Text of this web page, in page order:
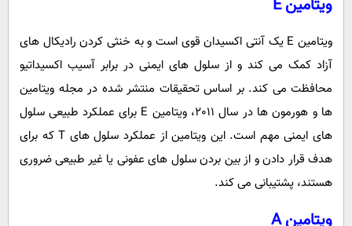
ویتامین E
ویتامین E یک آنتی اکسیدان قوی است و به خنثی کردن رادیکال های
آزاد کمک می کند و از سلول های ایمنی در برابر آسیب اکسیداتیو
محافظت می کند. بر اساس تحقیقات منتشر شده در مجله ویتامین
ها و هورمون ها در سال 2011، ویتامین E برای عملکرد طبیعی سلول
های ایمنی مهم است. این ویتامین از عملکرد سلول های T که برای
هدف قرار دادن و از بین بردن سلول های عفونی یا غیر طبیعی ضروری
هستند، پشتیبانی می کند.
ویتامین A